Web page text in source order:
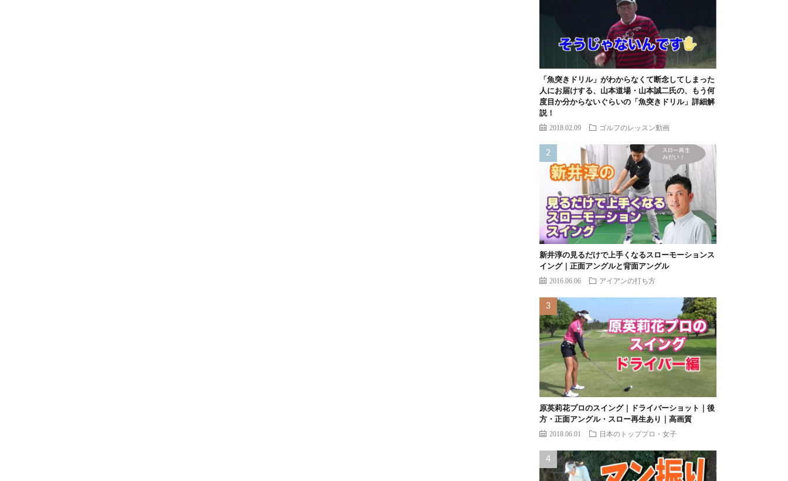
「魚突きドリル」がわからなくて断念してしまった
人にお届けする、山本道場・山本誠二氏の、もう何
度目か分からないぐらいの「魚突きドリル」詳細解
説！
2018.02.09 ゴルフのレッスン動画
新井淳の見るだけで上手くなるスローモーションス
イング｜正面アングルと背面アングル
2016.06.06 アイアンの打ち方
原英莉花プロのスイング｜ドライバーショット｜後
方・正面アングル・スロー再生あり｜高画質
2018.06.01 日本のトッププロ・女子